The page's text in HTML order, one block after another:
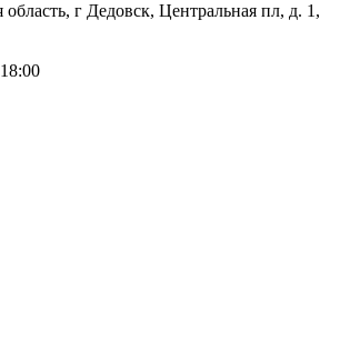
г Дедовск, Центральная пл, д. 1,